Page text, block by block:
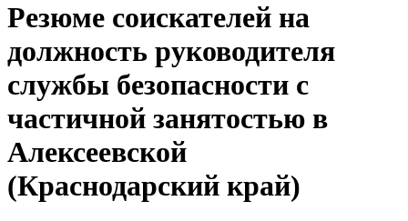
Резюме соискателей на
должность руководителя
службы безопасности с
частичной занятостью в
Алексеевской
(Краснодарский край)